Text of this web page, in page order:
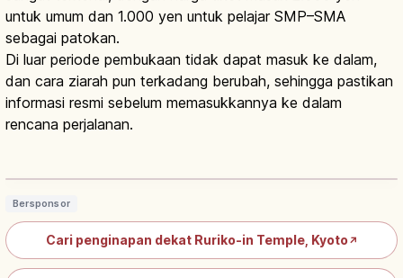
untuk umum dan 1.000 yen untuk pelajar SMP–SMA
sebagai patokan.
Di luar periode pembukaan tidak dapat masuk ke dalam,
dan cara ziarah pun terkadang berubah, sehingga pastikan
informasi resmi sebelum memasukkannya ke dalam
rencana perjalanan.
Kuil Rurikoin Kyoto: Refleksi Momiji &
Bersponsor
Cari penginapan dekat Ruriko-in Temple, Kyoto ↗